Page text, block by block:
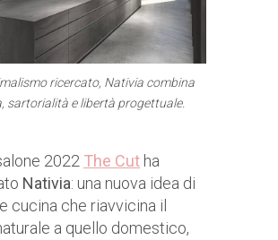
ricercato, Nativia combina
sartorialità e libertà progettuale.
2022 The Cut ha
Nativia: una nuova idea di
cucina che riavvicina il
a quello domestico,